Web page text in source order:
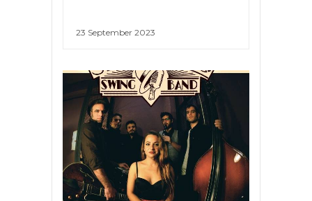
23 September 2023